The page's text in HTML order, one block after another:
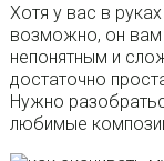
Хотя у вас в
возможно, он вам
непонятным и
достаточно
Нужно
любимые